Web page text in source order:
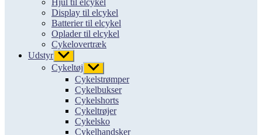
Hjul til elcykel
Display til elcykel
Batterier til elcykel
Oplader til elcykel
Cykelovertræk
Udstyr Vis
undermenu
Cykeltøj Vis
undermenu
Cykelstrømper
Cykelbukser
Cykelshorts
Cykeltrøjer
Cykelsko
Cykelhandsker